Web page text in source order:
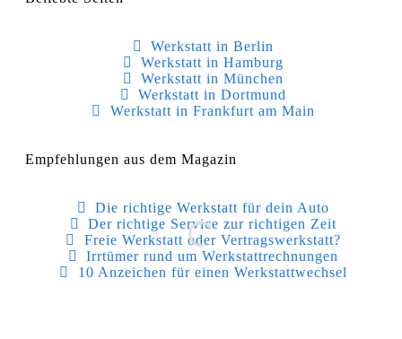
Werkstatt in Berlin
Werkstatt in Hamburg
Werkstatt in München
Werkstatt in Dortmund
Werkstatt in Frankfurt am Main
Empfehlungen aus dem Magazin
Die richtige Werkstatt für dein Auto
Der richtige Service zur richtigen Zeit
Freie Werkstatt oder Vertragswerkstatt?
Irrtümer rund um Werkstattrechnungen
10 Anzeichen für einen Werkstattwechsel